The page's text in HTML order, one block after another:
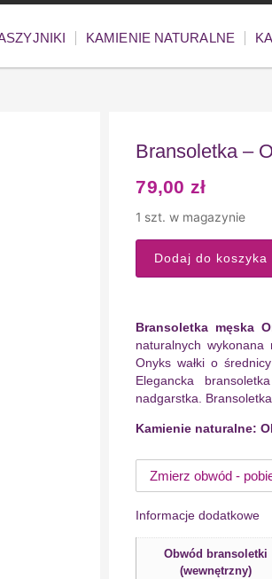
KAMIENIE NATURALNE
Bransoletka –
79,00zł
1 szt. w magazynie
Dodaj do koszyka
Bransoletka męska
naturalnych wykonana
Onyks wałki o
Elegancka
nadgarstka.
Kamienie naturalne:
Zmierz obwód -
Informacje dodatkowe
Obwód bransoletki
(wewnętrzny)